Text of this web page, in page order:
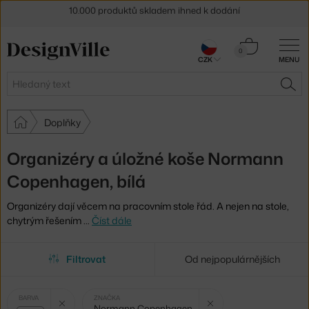
MENU
Hledat
0
Košík
Doplňky
Organizéry a úložné koše Normann
Copenhagen, bílá
Organizéry dají věcem na pracovním stole řád. A nejen na stole,
chytrým řešením … Číst dále
Filtrovat Od nejpopulárnějších
Vybrané
BARVA ZNAČKA
30 dní na vrácení zbožíCZK